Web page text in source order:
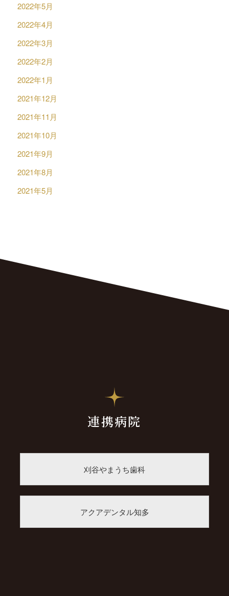
2022年5月
2022年4月
2022年3月
2022年2月
2022年1月
2021年12月
2021年11月
2021年10月
2021年9月
2021年8月
2021年5月
連携病院
刈谷やまうち歯科
アクアデンタル知多